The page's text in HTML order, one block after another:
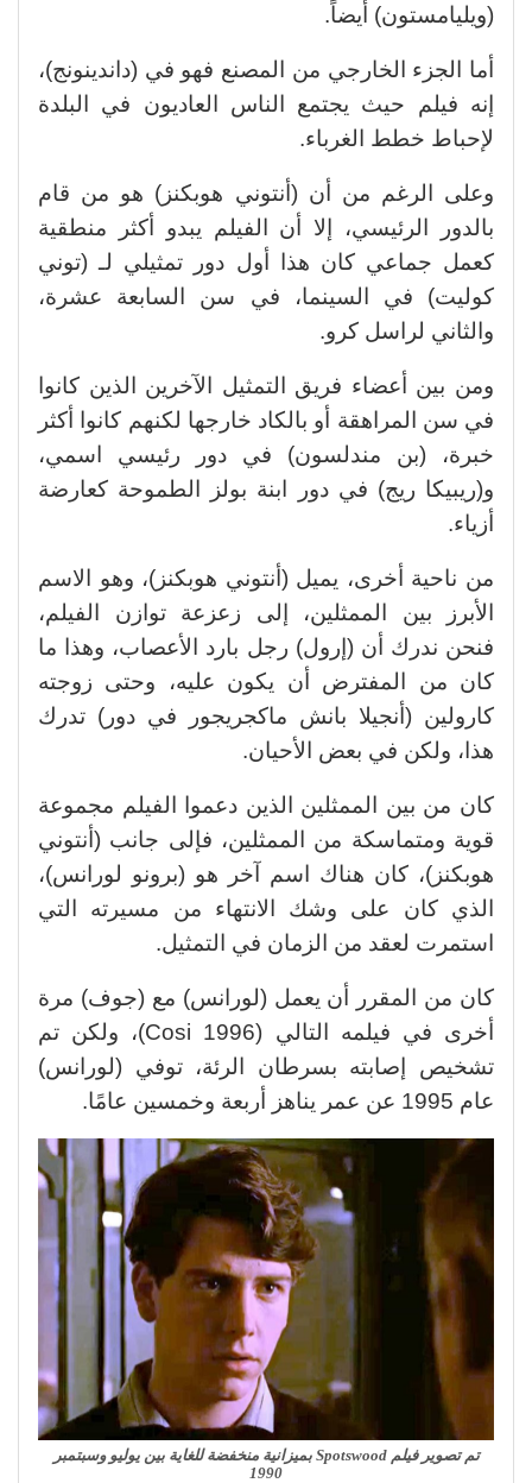
(ويليامستون) أيضاً.
أما الجزء الخارجي من المصنع فهو في (داندينونج)،
إنه فيلم حيث يجتمع الناس العاديون في البلدة
لإحباط خطط الغرباء.
وعلى الرغم من أن (أنتوني هوبكنز) هو من قام
بالدور الرئيسي، إلا أن الفيلم يبدو أكثر منطقية
كعمل جماعي كان هذا أول دور تمثيلي لـ (توني
كوليت) في السينما، في سن السابعة عشرة،
والثاني لراسل كرو.
ومن بين أعضاء فريق التمثيل الآخرين الذين كانوا
في سن المراهقة أو بالكاد خارجها لكنهم كانوا أكثر
خبرة، (بن مندلسون) في دور رئيسي اسمي،
و(ريبيكا ريج) في دور ابنة بولز الطموحة كعارضة
أزياء.
من ناحية أخرى، يميل (أنتوني هوبكنز)، وهو الاسم
الأبرز بين الممثلين، إلى زعزعة توازن الفيلم،
فنحن ندرك أن (إرول) رجل بارد الأعصاب، وهذا ما
كان من المفترض أن يكون عليه، وحتى زوجته
كارولين (أنجيلا بانش ماكجريجور في دور) تدرك
هذا، ولكن في بعض الأحيان.
كان من بين الممثلين الذين دعموا الفيلم مجموعة
قوية ومتماسكة من الممثلين، فإلى جانب (أنتوني
هوبكنز)، كان هناك اسم آخر هو (برونو لورانس)،
الذي كان على وشك الانتهاء من مسيرته التي
استمرت لعقد من الزمان في التمثيل.
كان من المقرر أن يعمل (لورانس) مع (جوف) مرة
أخرى في فيلمه التالي (Cosi 1996)، ولكن تم
تشخيص إصابته بسرطان الرئة، توفي (لورانس)
عام 1995 عن عمر يناهز أربعة وخمسين عامًا.
تم تصوير فيلم Spotswood بميزانية منخفضة للغاية بين يوليو وسبتمبر
1990